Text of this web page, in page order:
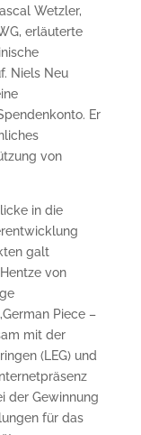
Wetzler,
erläuterte
Niels Neu
Er
von
in die
galt
von
Piece –
mit der
(LEG) und
der Gewinnung
für das